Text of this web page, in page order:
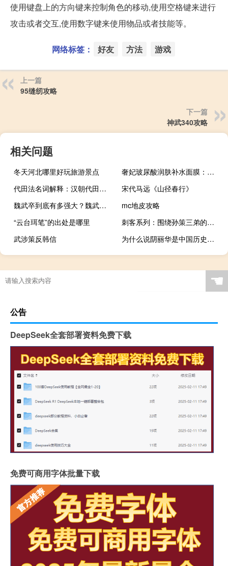
使用键盘上的方向键来控制角色的移动,使用空格键来进行
攻击或者交互,使用数字键来使用物品或者技能等。
网络标签： 好友 方法 游戏
上一篇
95缝纫攻略
下一篇
神武340攻略
相关问题
冬天河北哪里好玩旅游景点
奢妃玻尿酸润肤补水面膜：选对面膜尽显原生之美
代田法名词解释：汉朝代田法的特点和作用？
宋代马远《山径春行》
魏武卒到底有多强大？魏武卒结局如何？
mc地皮攻略
“云台珥笔”的出处是哪里
刺客系列：围绕孙策三弟的连环刺杀案
武涉策反韩信
为什么说阴丽华是中国历史上最完美的皇后？
☚
公告
DeepSeek全套部署资料免费下载
免费可商用字体批量下载